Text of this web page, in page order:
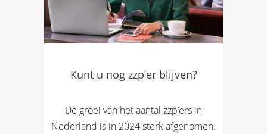
Kunt u nog zzp’er blijven?
De groei van het aantal zzp’ers in
Nederland is in 2024 sterk afgenomen.